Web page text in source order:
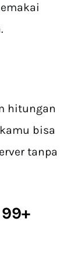
hitungan
bisa
tanpa